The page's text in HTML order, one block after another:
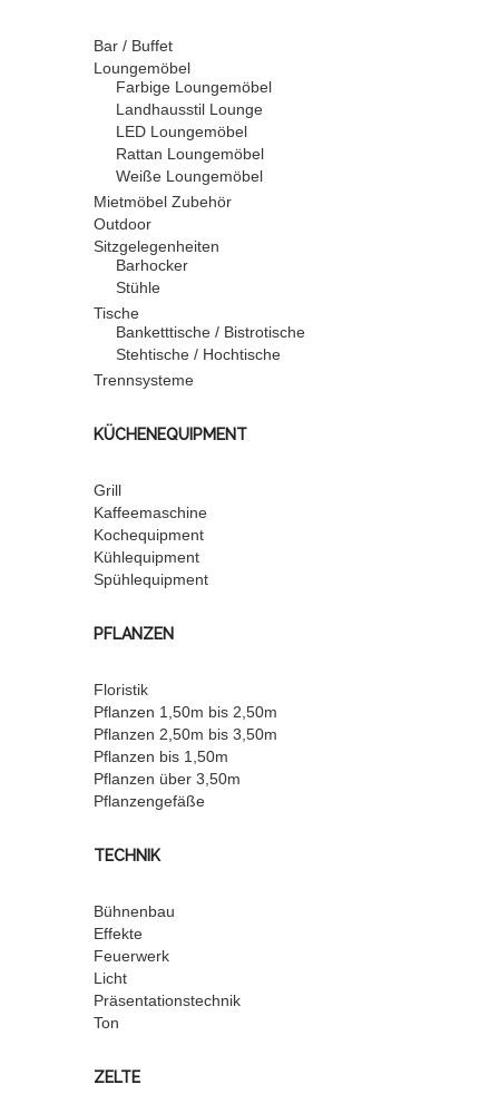
Bar / Buffet
Loungemöbel
Farbige Loungemöbel
Landhausstil Lounge
LED Loungemöbel
Rattan Loungemöbel
Weiße Loungemöbel
Mietmöbel Zubehör
Outdoor
Sitzgelegenheiten
Barhocker
Stühle
Tische
Banketttische / Bistrotische
Stehtische / Hochtische
Trennsysteme
KÜCHENEQUIPMENT
Grill
Kaffeemaschine
Kochequipment
Kühlequipment
Spühlequipment
PFLANZEN
Floristik
Pflanzen 1,50m bis 2,50m
Pflanzen 2,50m bis 3,50m
Pflanzen bis 1,50m
Pflanzen über 3,50m
Pflanzengefäße
TECHNIK
Bühnenbau
Effekte
Feuerwerk
Licht
Präsentationstechnik
Ton
ZELTE